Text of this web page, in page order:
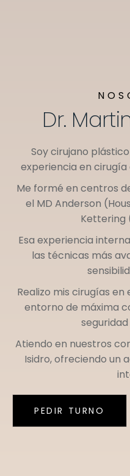
Dr.
Soy cirujano
experiencia en
Me formé en centros
el MD Anderson
Kettering
Esa experiencia
las técnicas más
Realizo mis cirugías en
entorno de máxima
Atiendo en nuestros
Isidro, ofreciendo un
PEDIR TURNO